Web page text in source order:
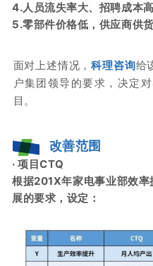
4.人员流失率大、招聘成本高
5.零部件价格低，供应商供货
面对上述情况，科理咨询给
户集团领导的要求，决定
目。
改善范围
· 项目CTQ
根据201X年家电事业部效
展的要求，设定：